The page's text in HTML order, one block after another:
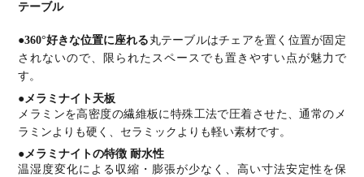
テーブル
●360°好きな位置に座れる 丸テーブルはチェアを置く位置が固定
されないので、限られたスペースでも置きやすい点が魅力で
す。
●メラミナイト天板
メラミンを高密度の繊維板に特殊工法で圧着させた、通常のメ
ラミンよりも硬く、セラミックよりも軽い素材です。
●メラミナイトの特徴 耐水性
温湿度変化による収縮・膨張が少なく、高い寸法安定性を保